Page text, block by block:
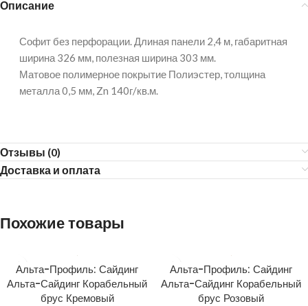
Описание
Софит без перфорации. Длиная панели 2,4 м, габаритная
ширина 326 мм, полезная ширина 303 мм.
Матовое полимерное покрытие Полиэстер, толщина
металла 0,5 мм, Zn 140г/кв.м.
Отзывы (0)
Доставка и оплата
Похожие товары
Альта-Профиль: Сайдинг
Альта-Сайдинг Корабельный
брус Кремовый
Альта-Профиль: Сайдинг
Альта-Сайдинг Корабельный
брус Розовый